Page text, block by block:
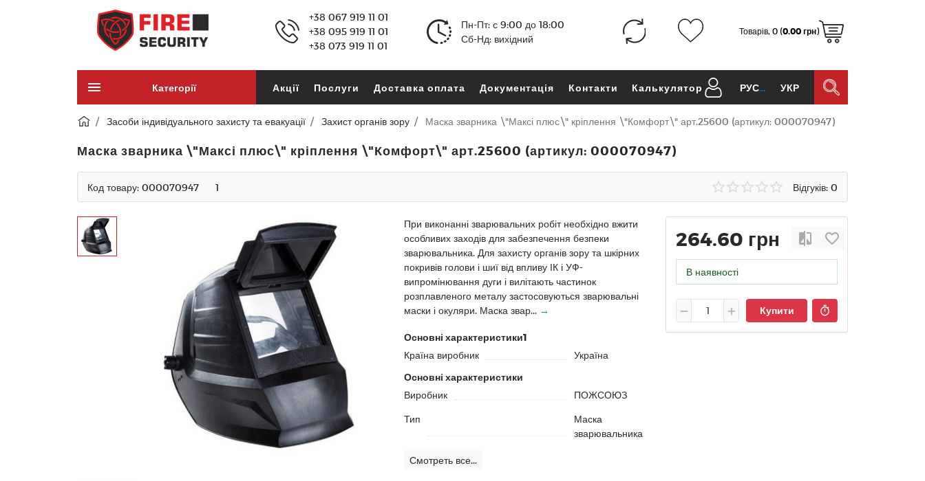
+38 067 919 11 01
+38 095 919 11 01
+38 073 919 11 01
Пн-Пт: с 9:00 до 18:00
Сб-Нд: вихідний
Товарів, 0 (0.00 грн)
Категорії Акції Послуги Доставка оплата Документація Контакти Калькулятор РУС УКР
Засоби індивідуального захисту та евакуації Захист органів зору Маска зварника \"Максі плюс\" кріплення \"Комфорт\" арт.25600 (артикул: 000070947)
Маска зварника \"Максі плюс\" кріплення \"Комфорт\" арт.25600 (артикул: 000070947)
Код товару: 000070947 1 Відгуків: 0
264.60 грн
В наявності
Купити
При виконанні зварювальних робіт необхідно вжити
особливих заходів для забезпечення безпеки
зварювальника. Для захисту органів зору та шкірних
покривів голови і шиї від впливу ІК і УФ-
випромінювання дуги і вилітають частинок
розплавленого металу застосовуються зварювальні
маски і окуляри. Маска звар... →
Основні характеристики1
Країна виробник
Україна
Основні характеристики
Виробник
ПОЖСОЮЗ
Тип
Маска
зварювальника
Смотреть все...